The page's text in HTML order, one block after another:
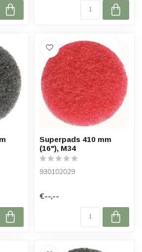
Superpads 410 mm
(16"), M34
930102029
€--,--